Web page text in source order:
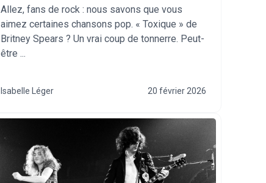
Allez, fans de rock : nous savons que vous
aimez certaines chansons pop. « Toxique » de
Britney Spears ? Un vrai coup de tonnerre. Peut-
être ...
Isabelle Léger 20 février 2026